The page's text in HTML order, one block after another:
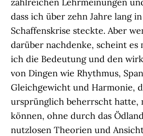
dass ich über zehn Jahre lang
Schaffenskrise steckte. Aber
darüber nachdenke, scheint es
ich die Bedeutung und den
von Dingen wie Rhythmus,
Gleichgewicht und Harmonie,
ursprünglich beherrscht hatte,
können, ohne durch das
nutzlosen Theorien und